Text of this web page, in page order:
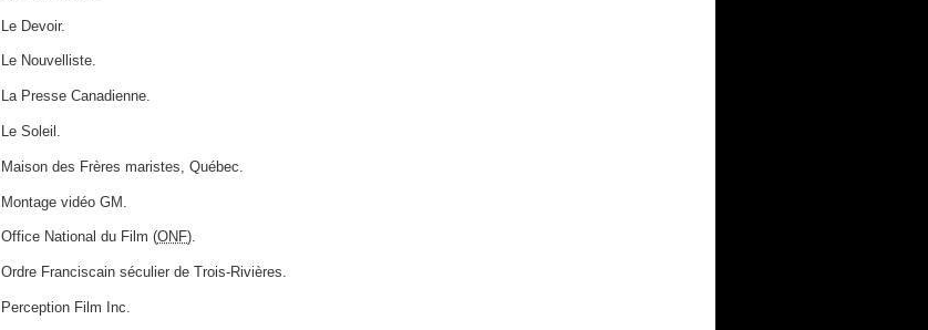
Le Devoir.
Le Nouvelliste.
La Presse Canadienne.
Le Soleil.
Maison des Frères maristes, Québec.
Montage vidéo GM.
Office National du Film (ONF).
Ordre Franciscain séculier de Trois-Rivières.
Perception Film Inc.